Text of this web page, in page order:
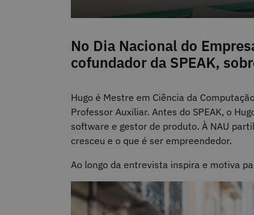
No Dia Nacional do
cofundador da SPEAK,
Hugo é Mestre em Ciência da
Professor Auxiliar. Antes do SPEAK, o
software e gestor de produto. À NAU
cresceu e o que é ser empreendedor.
Ao longo da entrevista inspira e motiva